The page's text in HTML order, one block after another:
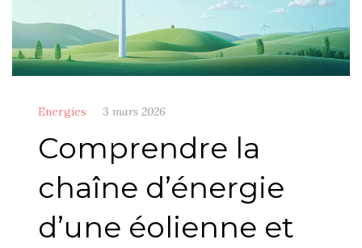
Energies 3 mars 2026
Comprendre la
chaîne d’énergie
d’une éolienne et